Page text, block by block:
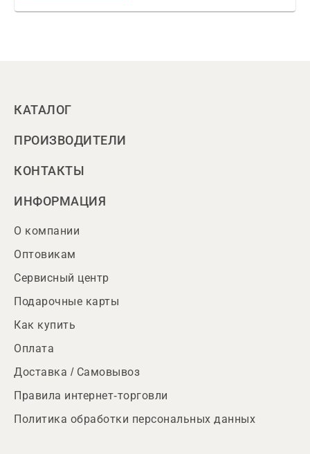
КАТАЛОГ
ПРОИЗВОДИТЕЛИ
КОНТАКТЫ
ИНФОРМАЦИЯ
О компании
Оптовикам
Сервисный центр
Подарочные карты
Как купить
Оплата
Доставка / Самовывоз
Правила интернет-торговли
Политика обработки персональных данных